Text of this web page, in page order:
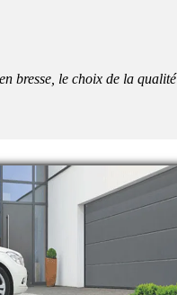
bresse, le choix de la qualité